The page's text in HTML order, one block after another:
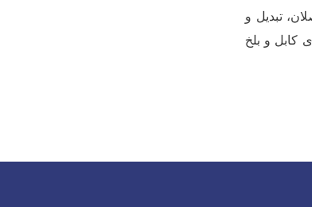
تبدیل و
کابل و بلخ